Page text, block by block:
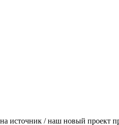
источник / наш новый проект